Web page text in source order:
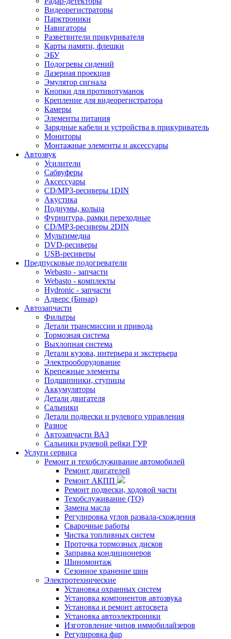
Видеорегистраторы
Парктроники
Навигаторы
Разветвители прикуривателя
Карты памяти, флешки
ЭБУ
Подогревы сидений
Лазерная проекция
Эмулятор сигнала
Кнопки для противотуманок
Крепление для видеорегистратора
Камеры
Элементы питания
Зарядные кабели и устройства в прикуриватель
Мониторы
Монтажные элементы и аксессуары
Автозвук
Усилители
Сабвуферы
Аксессуары
CD/MP3-ресиверы 1DIN
Акустика
Подиумы, кольца
Фурнитура, рамки переходные
CD/MP3-ресиверы 2DIN
Мультимедиа
DVD-ресиверы
USB-ресиверы
Предпусковые подогреватели
Webasto - запчасти
Webasto - комплекты
Hydronic - запчасти
Адверс (Бинар)
Автозапчасти
Фильтры
Детали трансмиссии и привода
Тормозная система
Выхлопная система
Детали кузова, интерьера и экстерьера
Электрооборудование
Крепежные элементы
Подшипники, ступицы
Аккумуляторы
Детали двигателя
Сальники
Детали подвески и рулевого управления
Разное
Автозапчасти ВАЗ
Сальники рулевой рейки ГУР
Услуги сервиса
Ремонт и техобслуживание автомобилей
Ремонт двигателей
Ремонт АКПП
Ремонт подвески, ходовой части
Техобслуживание (ТО)
Замена масла
Регулировка углов развала-схождения
Сварочные работы
Чистка топливных систем
Проточка тормозных дисков
Заправка кондиционеров
Шиномонтаж
Сезонное хранение шин
Электротехнические
Установка охранных систем
Установка компонентов автозвука
Установка и ремонт автосвета
Установка автоэлектроники
Изготовление чипов иммобилайзеров
Регулировка фар